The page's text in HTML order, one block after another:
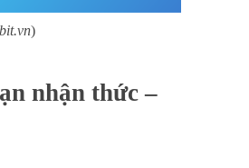
)
nhận thức –